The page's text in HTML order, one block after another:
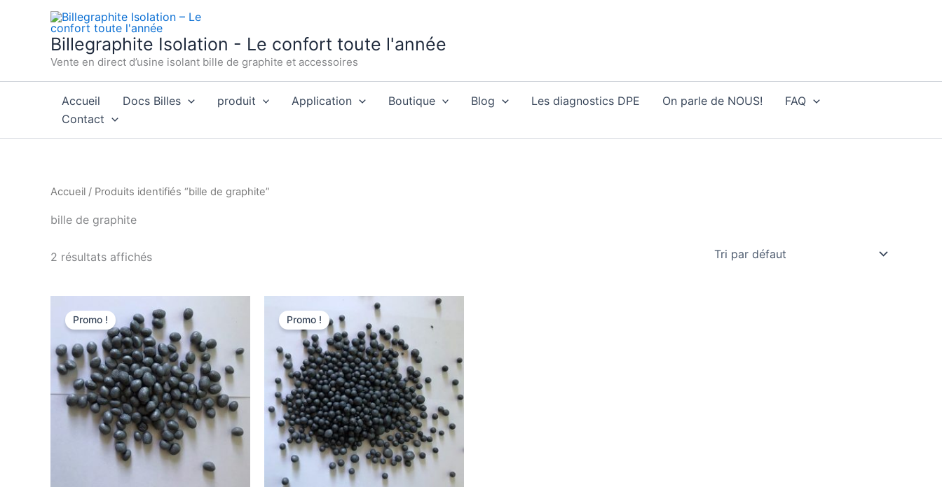
Billegraphite Isolation - Le confort toute l'année
Vente en direct d’usine isolant bille de graphite et accessoires
Accueil Docs Billes produit Application Boutique Blog Les diagnostics DPE On parle de NOUS!
FAQ
Contact
Accueil / Produits identifiés “bille de graphite”
bille de graphite
2 résultats affichés
Promo !
prix
initial
était :
208,00 €.
prix
actuel
est :
165,00 €.
Promo !
prix
initial
était :
205,00 €.
Le
prix
actuel
est :
162,00 €.